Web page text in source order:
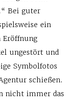
Bei guter
ein
Eröffnung
ungestört und
Symbolfotos
schießen.
nicht immer das